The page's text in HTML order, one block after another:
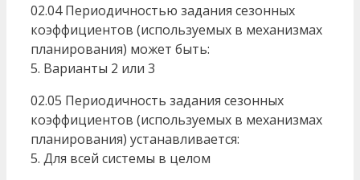
02.04 Периодичностью задания сезонных
коэффициентов (используемых в механизмах
планирования) может быть:
5. Варианты 2 или 3
02.05 Периодичность задания сезонных
коэффициентов (используемых в механизмах
планирования) устанавливается:
5. Для всей системы в целом